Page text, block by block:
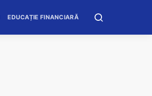
EDUCAȚIE FINANCIARĂ